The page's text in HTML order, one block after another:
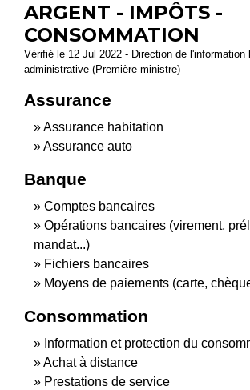
ARGENT - IMPÔTS -
CONSOMMATION
Vérifié le 12 Jul 2022 - Direction de l'information
administrative (Première ministre)
Assurance
Assurance habitation
Assurance auto
Banque
Comptes bancaires
Opérations bancaires (virement,
mandat...)
Fichiers bancaires
Moyens de paiements (carte,
Consommation
Information et protection du
Achat à distance
Prestations de service